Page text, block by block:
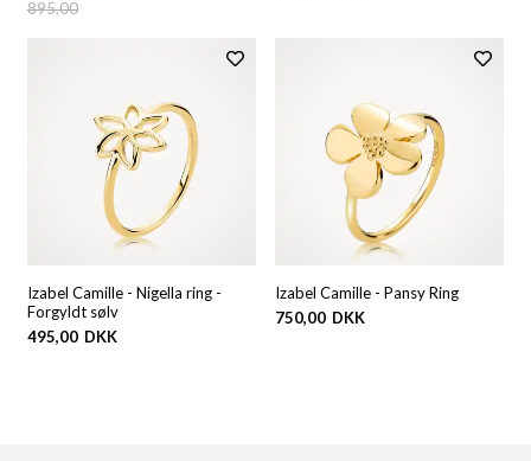
895,00
Izabel Camille - Nigella ring -
Forgyldt sølv
495,00 DKK
Izabel Camille - Pansy Ring
750,00 DKK